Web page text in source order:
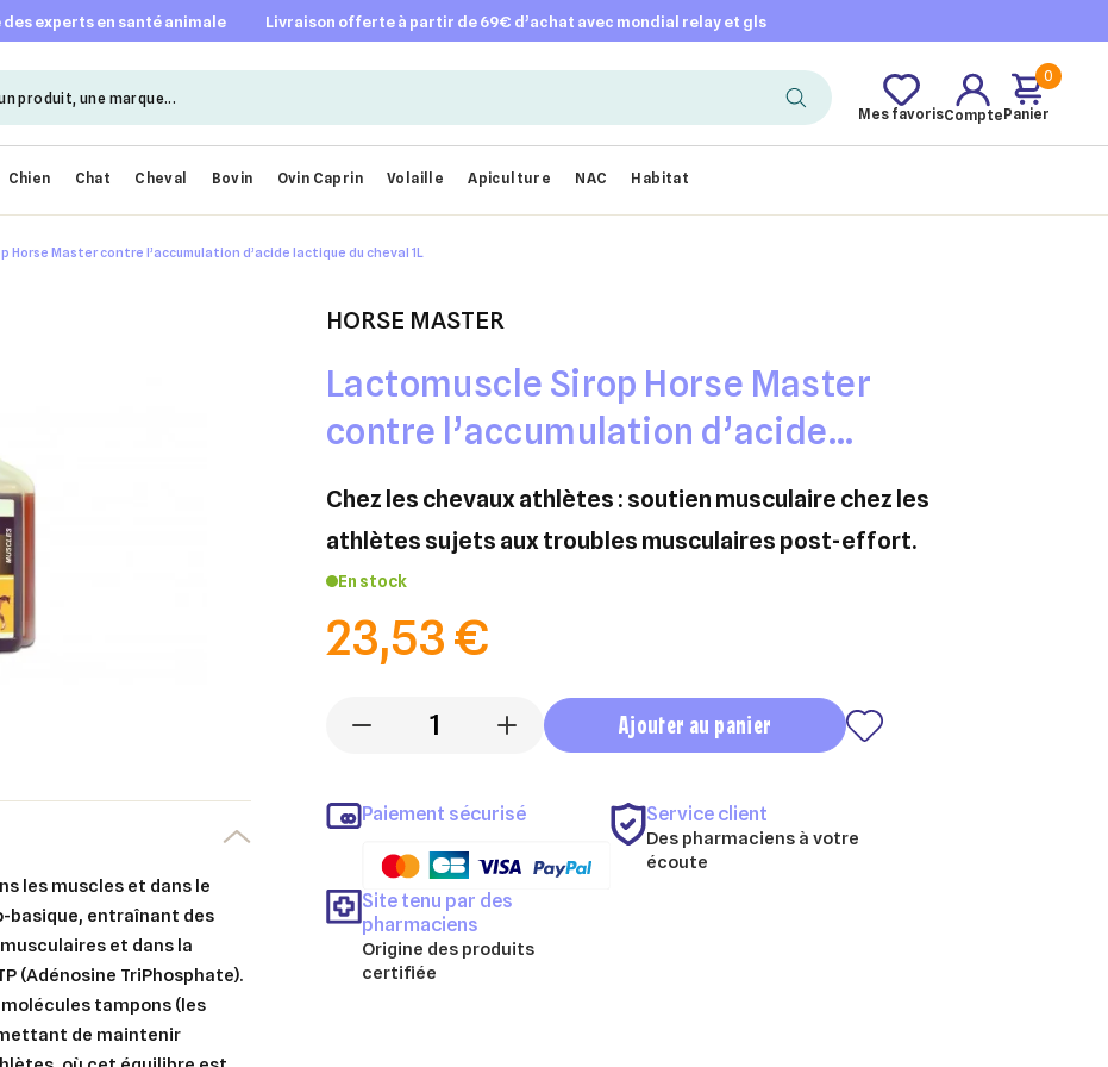
experts en santé animale livraison offerte à partir de 69€ d’achat avec mondial relay et gls
Mes favorisCompte
0
Panier
Chien Chat Cheval Bovin Ovin Caprin Volaille Apiculture NAC Habitat
Horse Master contre l’accumulation d’acide lactique du cheval 1L
HORSE MASTER
Lactomuscle Sirop Horse Master
contre l’accumulation d’acide
lactique du cheval 1L
chez les chevaux athlètes : soutien musculaire chez les
athlètes sujets aux troubles musculaires post-effort.
En stock
23,53 €
- + Ajouter au panier
Paiement sécurisé Service client
Des pharmaciens à votre
écoute
Site tenu par des
pharmaciens
Origine des produits
certifiée
les muscles et dans le
basique, entraînant des
et dans la
(Adénosine TriPhosphate).
tampons (les
de maintenir